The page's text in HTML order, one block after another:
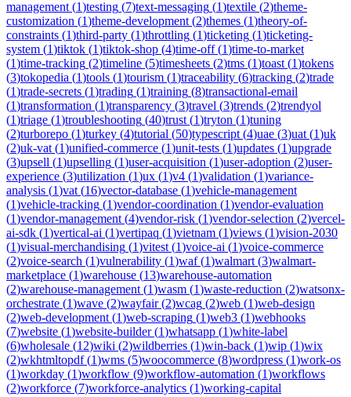
management (1)testing (7)text-messaging (1)textile (2)theme-
customization (1)theme-development (2)themes (1)theory-of-
constraints (1)third-party (1)throttling (1)ticketing (1)ticketing-
system (1)tiktok (1)tiktok-shop (4)time-off(1)time-to-market
(1)time-tracking (2)timeline (5)timesheets (2)tms (1)toast (1)tokens
(3)tokopedia (1)tools (1)tourism (1)traceability (6)tracking (2)trade
(1)trade-secrets (1)trading (1)training (8)transactional-email
(1)transformation (1)transparency (3)travel (3)trends (2)trendyol
(1)triage (1)troubleshooting (40)trust (1)tryton (1)tuning
(2)turborepo (1)turkey (4)tutorial (50)typescript (4)uae (3)uat (1)uk
(2)uk-vat (1)unified-commerce (1)unit-tests (1)updates (1)upgrade
(3)upsell (1)upselling (1)user-acquisition (1)user-adoption (2)user-
experience (3)utilization (1)ux (1)v4 (1)validation (1)variance-
analysis (1)vat (16)vector-database (1)vehicle-management
(1)vehicle-tracking (1)vendor-coordination (1)vendor-evaluation
(1)vendor-management (4)vendor-risk (1)vendor-selection (2)vercel-
ai-sdk (1)vertical-ai (1)vertipaq (1)vietnam (1)views (1)vision-2030
(1)visual-merchandising (1)vitest (1)voice-ai (1)voice-commerce
(2)voice-search (1)vulnerability (1)waf(1)walmart (3)walmart-
marketplace (1)warehouse (13)warehouse-automation
(2)warehouse-management (1)wasm (1)waste-reduction (2)watsonx-
orchestrate (1)wave (2)wayfair(2)wcag (2)web (1)web-design
(2)web-development (1)web-scraping (1)web3 (1)webhooks
(7)website (1)website-builder(1)whatsapp (1)white-label
(6)wholesale (12)wiki (2)wildberries (1)win-back (1)wip (1)wix
(2)wkhtmltopdf(1)wms (5)woocommerce (8)wordpress (1)work-os
(1)workday (1)workflow (9)workflow-automation (1)workflows
(2)workforce (7)workforce-analytics (1)working-capital